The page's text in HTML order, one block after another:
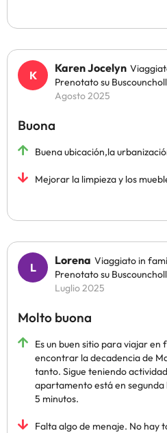
Karen Jocelyn
Prenotato su
Agosto 2025
Buona
Buena ubicación,la
Mejorar la limpieza y los
Lorena Viaggiato in
Prenotato su
Luglio 2025
Molto buona
Es un buen sitio para viajar en
encontrar la decadencia de
tanto. Sigue teniendo
apartamento está en
5 minutos.
Falta algo de menaje. No hay